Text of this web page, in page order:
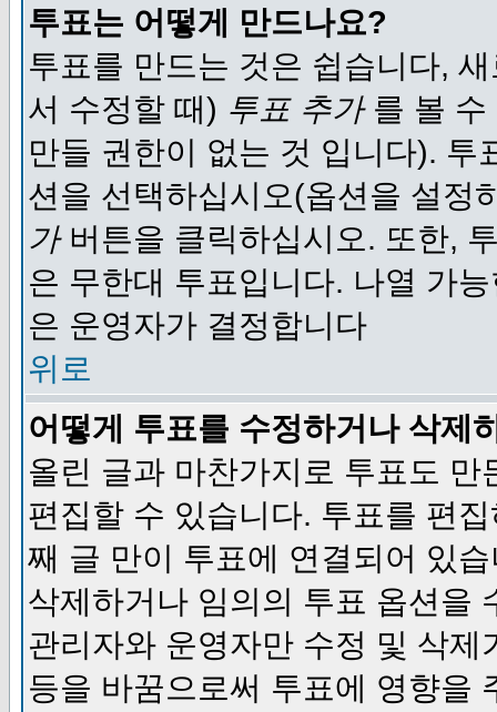
투표는 어떻게 만드나요?
투표를 만드는 것은 쉽습니다,
서 수정할 때) 투표 추가를 볼 수
만들 권한이 없는 것 입니다).
션을 선택하십시오(옵션을 설정
가버튼을 클릭하십시오. 또한,
은 무한대 투표입니다. 나열 가
은 운영자가 결정합니다
위로
어떻게 투표를 수정하거나 삭제
올린 글과 마찬가지로 투표도
편집할 수 있습니다. 투표를 편
째 글 만이 투표에 연결되어 있
삭제하거나 임의의 투표 옵션을
관리자와 운영자만 수정 및 삭
등을 바꿈으로써 투표에 영향을